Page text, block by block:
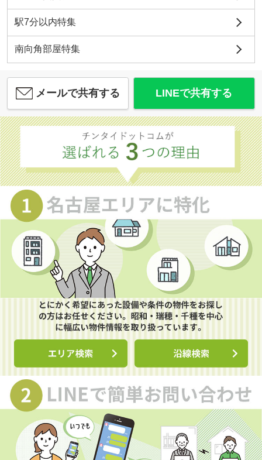
駅7分以内特集
南向角部屋特集
メールで共有する LINEで共有する